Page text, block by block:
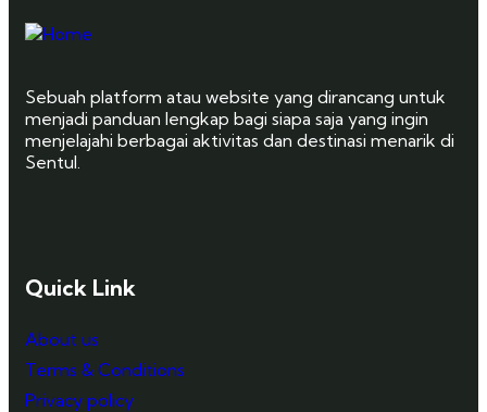
Sebuah platform atau website yang dirancang untuk
menjadi panduan lengkap bagi siapa saja yang ingin
menjelajahi berbagai aktivitas dan destinasi menarik di
Sentul.
Quick Link
About us
Terms & Conditions
Privacy policy